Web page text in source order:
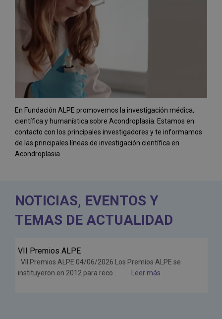
En Fundación ALPE promovemos la investigación médica,
científica y humanística sobre Acondroplasia. Estamos en
contacto con los principales investigadores y te informamos
de las principales líneas de investigación científica en
Acondroplasia.
NOTICIAS, EVENTOS Y
TEMAS DE ACTUALIDAD
Jun
26
VII Premios ALPE
VII Premios ALPE 04/06/2026 Los Premios ALPE se
instituyeron en 2012 para reco...
Leer más